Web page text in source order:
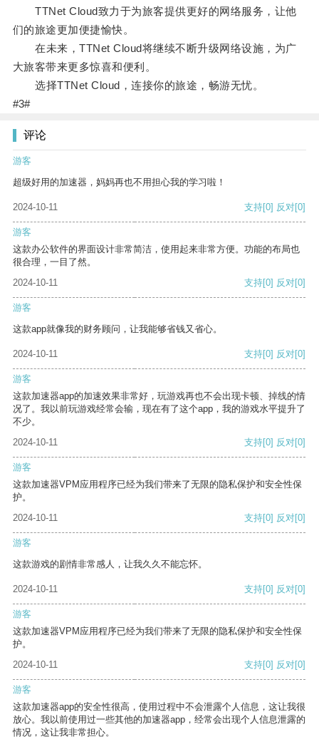
TTNet Cloud致力于为旅客提供更好的网络服务，让他
们的旅途更加便捷愉快。
在未来，TTNet Cloud将继续不断升级网络设施，为广
大旅客带来更多惊喜和便利。
选择TTNet Cloud，连接你的旅途，畅游无忧。
#3#
评论
游客
超级好用的加速器，妈妈再也不用担心我的学习啦！
2024-10-11 支持[0] 反对[0]
游客
这款办公软件的界面设计非常简洁，使用起来非常方便。功能的布局也
很合理，一目了然。
2024-10-11
支持[0] 反对[0]
游客
这款app就像我的财务顾问，让我能够省钱又省心。
2024-10-11 支持[0] 反对[0]
游客
这款加速器app的加速效果非常好，玩游戏再也不会出现卡顿、掉线的情
况了。我以前玩游戏经常会输，现在有了这个app，我的游戏水平提升了
不少。
2024-10-11
支持[0] 反对[0]
游客
这款加速器VPM应用程序已经为我们带来了无限的隐私保护和安全性保
护。
2024-10-11
支持[0] 反对[0]
游客
这款游戏的剧情非常感人，让我久久不能忘怀。
2024-10-11 支持[0] 反对[0]
游客
这款加速器VPM应用程序已经为我们带来了无限的隐私保护和安全性保
护。
2024-10-11
支持[0] 反对[0]
游客
这款加速器app的安全性很高，使用过程中不会泄露个人信息，这让我很
放心。我以前使用过一些其他的加速器app，经常会出现个人信息泄露的
情况，这让我非常担心。